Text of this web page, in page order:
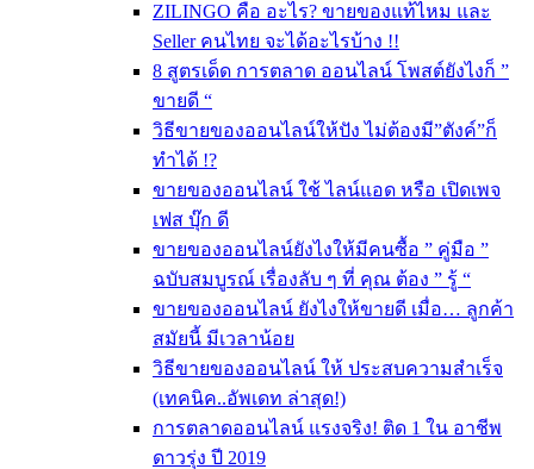
ZILINGO คือ อะไร? ขายของแท้ไหม และ
Seller คนไทย จะได้อะไรบ้าง !!
8 สูตรเด็ด การตลาด ออนไลน์ โพสต์ยังไงก็ ”
ขายดี “
วิธีขายของออนไลน์ให้ปัง ไม่ต้องมี”ตังค์”ก็
ทำได้ !?
ขายของออนไลน์ ใช้ ไลน์แอด หรือ เปิดเพจ
เฟส บุ๊ก ดี
ขายของออนไลน์ยังไงให้มีคนซื้อ ” คู่มือ ”
ฉบับสมบูรณ์ เรื่องลับ ๆ ที่ คุณ ต้อง ” รู้ “
ขายของออนไลน์ ยังไงให้ขายดี เมื่อ… ลูกค้า
สมัยนี้ มีเวลาน้อย
วิธีขายของออนไลน์ ให้ ประสบความสำเร็จ
(เทคนิค..อัพเดท ล่าสุด!)
การตลาดออนไลน์ แรงจริง! ติด 1 ใน อาชีพ
ดาวรุ่ง ปี 2019